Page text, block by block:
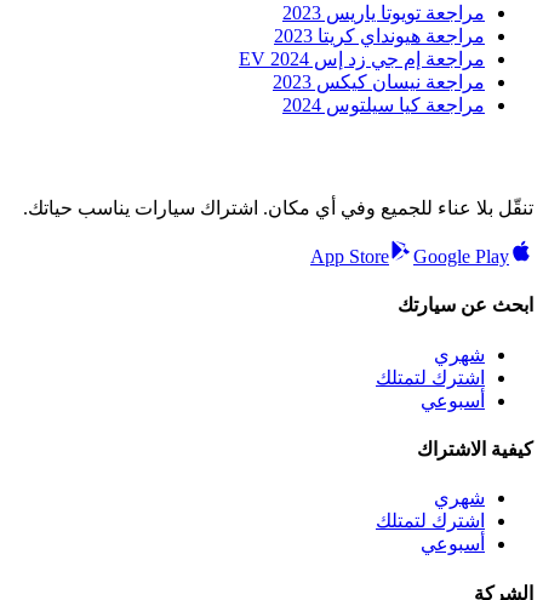
مراجعة تويوتا ياريس 2023
مراجعة هيونداي كريتا 2023
مراجعة إم جي زد إس EV 2024
مراجعة نيسان كيكس 2023
مراجعة كيا سيلتوس 2024
تنقّل بلا عناء للجميع وفي أي مكان. اشتراك سيارات يناسب حياتك.
App Store Google Play
ابحث عن سيارتك
شهري
اشترك لتمتلك
أسبوعي
كيفية الاشتراك
شهري
اشترك لتمتلك
أسبوعي
الشركة